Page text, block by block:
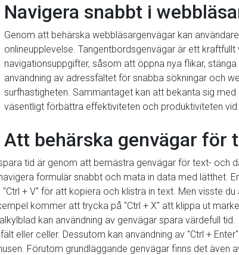
Navigera snabbt i
Genom att behärska webbläsargenvägar kan
onlineupplevelse. Tangentbordsgenvägar är ett
navigationsuppgifter, såsom att öppna nya flikar,
användning av adressfältet för snabba sökningar och
surfhastigheten. Sammantaget kan att bekanta sig
väsentligt förbättra effektiviteten och produktiviteten vid
Att behärska genvägar för
tid är genom att bemästra genvägar för text- och
formulär snabbt och mata in data med lätthet.
+ V" för att kopiera och klistra in text. Men visste
kommer att trycka på "Ctrl + X" att klippa ut
kan användning av genvägar spara värdefull
eller celler. Dessutom kan användning av "Ctrl +
Förutom grundläggande genvägar finns det även